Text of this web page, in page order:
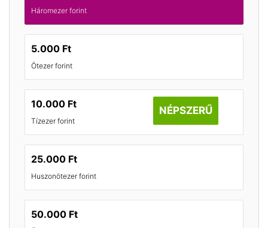
Háromezer forint
5.000 Ft
Ötezer forint
NÉPSZERŰ
10.000 Ft
Tízezer forint
25.000 Ft
Huszonötezer forint
50.000 Ft